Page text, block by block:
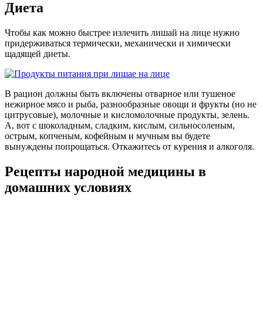
Диета
Чтобы как можно быстрее излечить лишай на лице нужно
придерживаться термически, механически и химически
щадящей диеты.
В рацион должны быть включены отварное или тушеное
нежирное мясо и рыба, разнообразные овощи и фрукты (но не
цитрусовые), молочные и кисломолочные продукты, зелень.
А, вот с шоколадным, сладким, кислым, сильносоленым,
острым, копченым, кофейным и мучным вы будете
вынуждены попрощаться. Откажитесь от курения и алкоголя.
Рецепты народной медицины в
домашних условиях